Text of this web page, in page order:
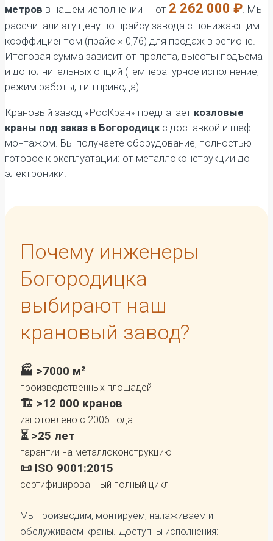
метров в нашем исполнении — от 2 262 000 ₽. Мы
рассчитали эту цену по прайсу завода с понижающим
коэффициентом (прайс × 0,76) для продаж в регионе.
Итоговая сумма зависит от пролёта, высоты подъема
и дополнительных опций (температурное исполнение,
режим работы, тип привода).
Крановый завод «РосКран» предлагает козловые
краны под заказ в Богородицк с доставкой и шеф-
монтажом. Вы получаете оборудование, полностью
готовое к эксплуатации: от металлоконструкции до
электроники.
Почему инженеры
Богородицка
выбирают наш
крановый завод?
🏭 >7000 м²
производственных площадей
🏗️ >12 000 кранов
изготовлено с 2006 года
⏳ >25 лет
гарантии на металлоконструкцию
📜 ISO 9001:2015
сертифицированный полный цикл
Мы производим, монтируем, налаживаем и
обслуживаем краны. Доступны исполнения: